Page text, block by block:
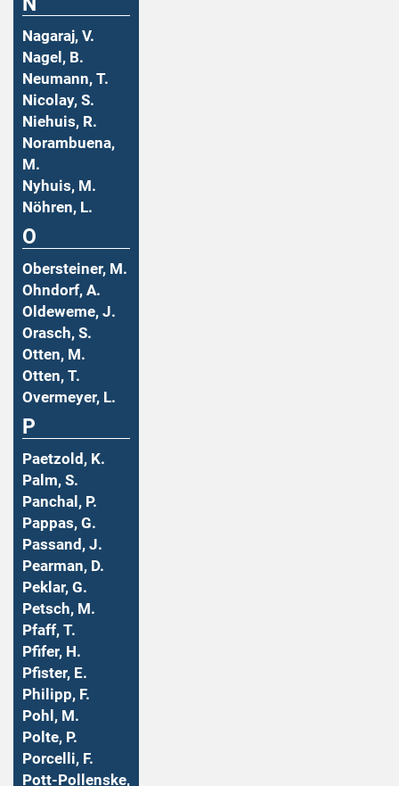
Nagaraj, V.
Nagel, B.
Neumann, T.
Nicolay, S.
Niehuis, R.
Norambuena,
M.
Nyhuis, M.
Nöhren, L.
O
Obersteiner, M.
Ohndorf, A.
Oldeweme, J.
Orasch, S.
Otten, M.
Otten, T.
Overmeyer, L.
P
Paetzold, K.
Palm, S.
Panchal, P.
Pappas, G.
Passand, J.
Pearman, D.
Peklar, G.
Petsch, M.
Pfaff, T.
Pfifer, H.
Pfister, E.
Philipp, F.
Pohl, M.
Polte, P.
Porcelli, F.
Pott-Pollenske,